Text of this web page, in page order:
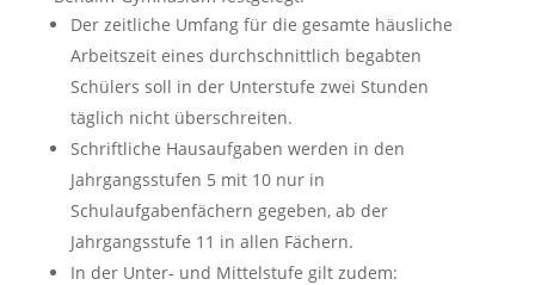
Der zeitliche Umfang für die gesamte häusliche
Arbeitszeit eines durchschnittlich begabten
Schülers soll in der Unterstufe zwei Stunden
täglich nicht überschreiten.
Schriftliche Hausaufgaben werden in den
Jahrgangsstufen 5 mit 10 nur in
Schulaufgabenfächern gegeben, ab der
Jahrgangsstufe 11 in allen Fächern.
In der Unter- und Mittelstufe gilt zudem: